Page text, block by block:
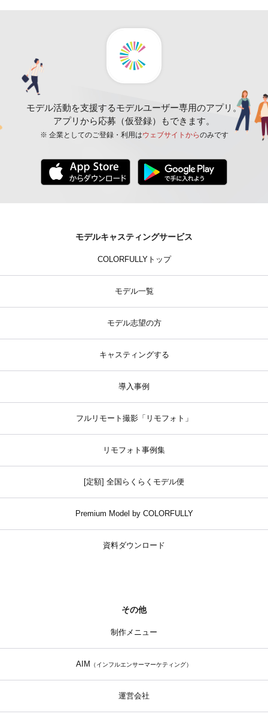
モデル活動を支援するモデルユーザー専用のアプリ。
アプリから応募（仮登録）もできます。
※ 企業としてのご登録・利用はウェブサイトからのみです
モデルキャスティングサービス
COLORFULLYトップ
モデル一覧
モデル志望の方
キャスティングする
導入事例
フルリモート撮影「リモフォト」
リモフォト事例集
[定額] 全国らくらくモデル便
Premium Model by COLORFULLY
資料ダウンロード
その他
制作メニュー
AIM （インフルエンサーマーケティング）
運営会社